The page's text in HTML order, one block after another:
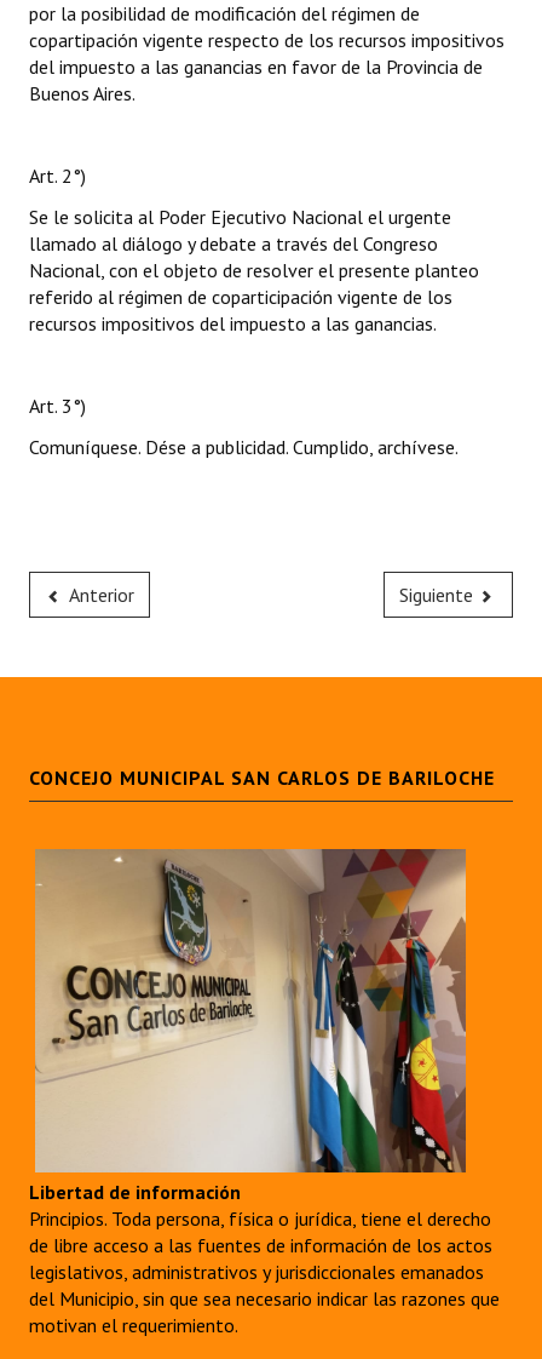
por la posibilidad de modificación del régimen de
copartipación vigente respecto de los recursos impositivos
del impuesto a las ganancias en favor de la Provincia de
Buenos Aires.
Art. 2°)
Se le solicita al Poder Ejecutivo Nacional el urgente
llamado al diálogo y debate a través del Congreso
Nacional, con el objeto de resolver el presente planteo
referido al régimen de coparticipación vigente de los
recursos impositivos del impuesto a las ganancias.
Art. 3°)
Comuníquese. Dése a publicidad. Cumplido, archívese.
Anterior Siguiente
CONCEJO MUNICIPAL SAN CARLOS DE BARILOCHE
Libertad de información
Principios. Toda persona, física o jurídica, tiene el derecho
de libre acceso a las fuentes de información de los actos
legislativos, administrativos y jurisdiccionales emanados
del Municipio, sin que sea necesario indicar las razones que
motivan el requerimiento.